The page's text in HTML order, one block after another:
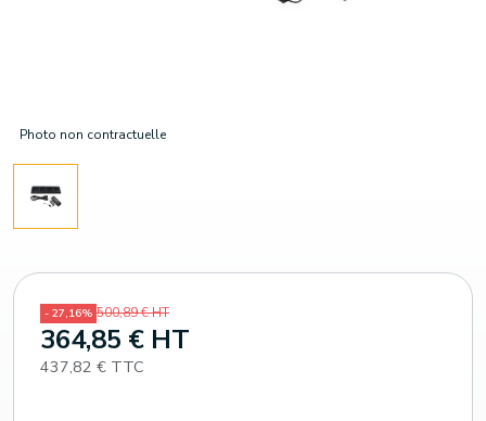
Photo non contractuelle
- 27,16% 500,89 € HT
364,85 € HT
437,82 € TTC